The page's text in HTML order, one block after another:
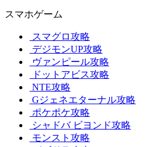
スマホゲーム
スマグロ攻略
デジモンUP攻略
ヴァンピール攻略
ドットアビス攻略
NTE攻略
Gジェネエターナル攻略
ポケポケ攻略
シャドバ ビヨンド攻略
モンスト攻略